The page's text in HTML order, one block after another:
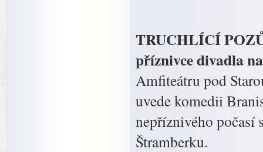
TRUCHLÍCÍ
příznivce divadla
Amfiteátru pod
uvede komedii
nepříznivého počasí
Štramberku.